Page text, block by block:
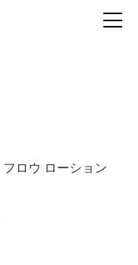
ロウ ローション